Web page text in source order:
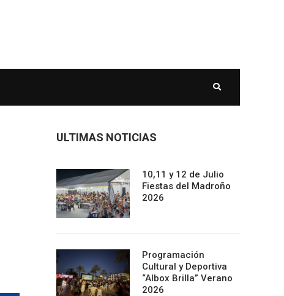
ULTIMAS NOTICIAS
10,11 y 12 de Julio
Fiestas del Madroño
2026
Programación
Cultural y Deportiva
“Albox Brilla” Verano
2026